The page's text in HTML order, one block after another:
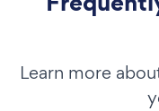
Learn more